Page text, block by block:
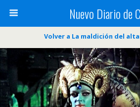
Nuevo Diario de
Volver a La maldición del